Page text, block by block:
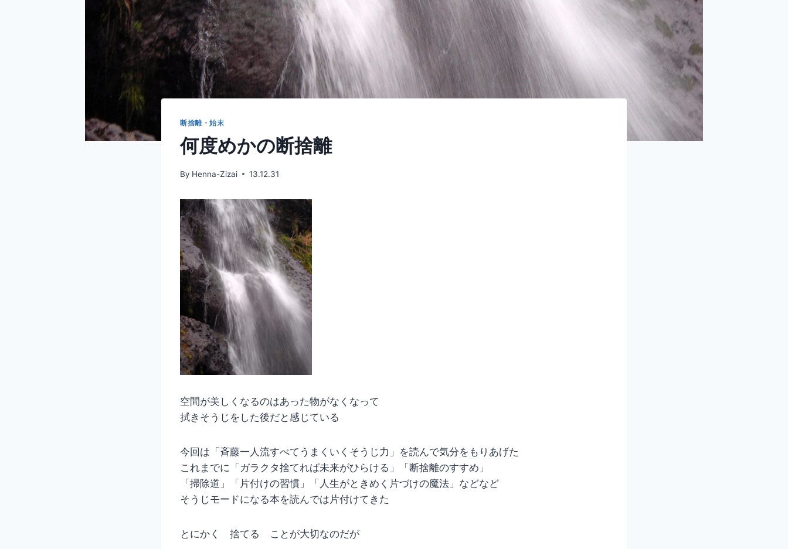
断捨離・始末
何度めかの断捨離
By Henna-Zizai 13.12.31
空間が美しくなるのはあった物がなくなって
拭きそうじをした後だと感じている
今回は「斉藤一人流すべてうまくいくそうじ力」を読んで気分をもりあげた
これまでに「ガラクタ捨てれば未来がひらける」「断捨離のすすめ」
「掃除道」「片付けの習慣」「人生がときめく片づけの魔法」などなど
そうじモードになる本を読んでは片付けてきた
とにかく 捨てる ことが大切なのだが